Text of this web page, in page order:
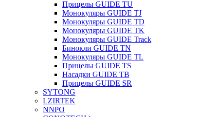
Прицелы GUIDE TU
Монокуляры GUIDE TJ
Монокуляры GUIDE TD
Монокуляры GUIDE TK
Монокуляры GUIDE Track
Бинокли GUIDE TN
Монокуляры GUIDE TL
Прицелы GUIDE TS
Насадки GUIDE TB
Прицелы GUIDE SR
SYTONG
LZIRTEK
NNPO